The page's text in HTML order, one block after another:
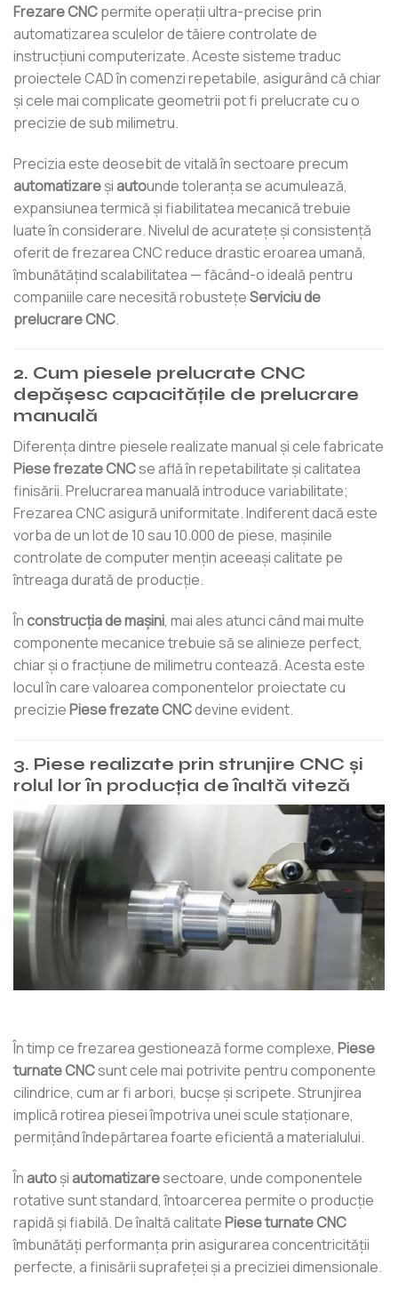
Frezare CNCpermite operații ultra-precise prin
automatizarea sculelor de tăiere controlate de
instrucțiuni computerizate. Aceste sisteme traduc
proiectele CAD în comenzi repetabile, asigurând că chiar
și cele mai complicate geometrii pot fi prelucrate cu o
precizie de sub milimetru.
Precizia este deosebit de vitală în sectoare precum
automatizareşi autounde toleranța se acumulează,
expansiunea termică și fiabilitatea mecanică trebuie
luate în considerare. Nivelul de acuratețe și consistență
oferit de frezarea CNC reduce drastic eroarea umană,
îmbunătățind scalabilitatea — făcând-o ideală pentru
companiile care necesită robustețeServiciu de
prelucrare CNC.
2. Cum piesele prelucrate CNC
depășesc capacitățile de prelucrare
manuală
Diferența dintre piesele realizate manual și cele fabricate
Piese frezate CNCse află în repetabilitate și calitatea
finisării. Prelucrarea manuală introduce variabilitate;
Frezarea CNC asigură uniformitate. Indiferent dacă este
vorba de un lot de 10 sau 10.000 de piese, mașinile
controlate de computer mențin aceeași calitate pe
întreaga durată de producție.
Înconstrucția de mașini, mai ales atunci când mai multe
componente mecanice trebuie să se alinieze perfect,
chiar și o fracțiune de milimetru contează. Acesta este
locul în care valoarea componentelor proiectate cu
preciziePiese frezate CNCdevine evident.
3. Piese realizate prin strunjire CNC și
rolul lor în producția de înaltă viteză
În timp ce frezarea gestionează forme complexe, Piese
turnate CNCsunt cele mai potrivite pentru componente
cilindrice, cum ar fi arbori, bucșe și scripete. Strunjirea
implică rotirea piesei împotriva unei scule staționare,
permițând îndepărtarea foarte eficientă a materialului.
În autoşi automatizaresectoare, unde componentele
rotative sunt standard, întoarcerea permite o producție
rapidă și fiabilă. De înaltă calitatePiese turnate CNC
îmbunătăți performanța prin asigurarea concentricității
perfecte, a finisării suprafeței și a preciziei dimensionale.